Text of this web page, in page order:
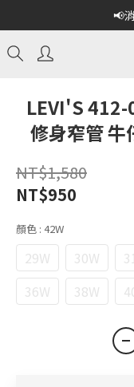
📢
LEVI'S 412-
修身窄管 牛
NT$1,580
NT$950
顏色 : 42W
29W 30W
36W
38W